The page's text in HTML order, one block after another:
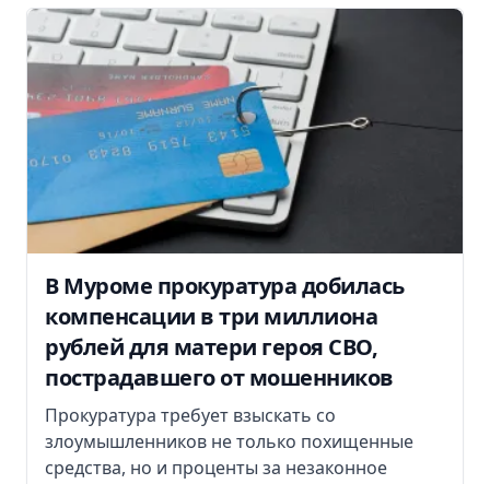
В Муроме прокуратура добилась
компенсации в три миллиона
рублей для матери героя СВО,
пострадавшего от мошенников
Прокуратура требует взыскать со
злоумышленников не только похищенные
средства, но и проценты за незаконное